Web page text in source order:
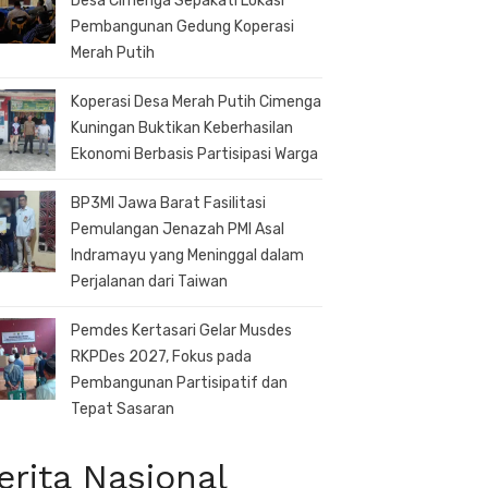
Pembangunan Gedung Koperasi
Merah Putih
Koperasi Desa Merah Putih Cimenga
Kuningan Buktikan Keberhasilan
Ekonomi Berbasis Partisipasi Warga
BP3MI Jawa Barat Fasilitasi
Pemulangan Jenazah PMI Asal
Indramayu yang Meninggal dalam
Perjalanan dari Taiwan
Pemdes Kertasari Gelar Musdes
RKPDes 2027, Fokus pada
Pembangunan Partisipatif dan
Tepat Sasaran
Nasional